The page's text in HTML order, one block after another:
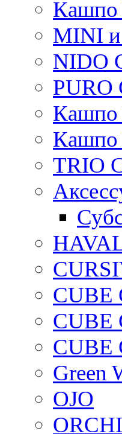
Кашпо
MINI
NIDO
PURO
Кашпо
Кашпо
TRIO
CUBE
CUBE
CUBE
Green
OJO